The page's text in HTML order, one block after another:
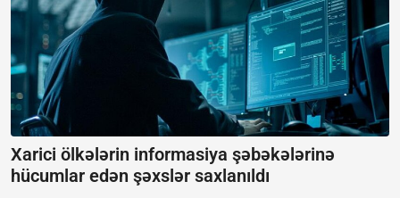
Xarici ölkələrin informasiya şəbəkələrinə
hücumlar edən şəxslər saxlanıldı